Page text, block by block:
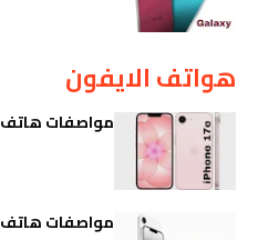
هواتف الايفون
مواصفات هاتف iPhone 17e كاملا
مواصفات هاتف iPhone 16e